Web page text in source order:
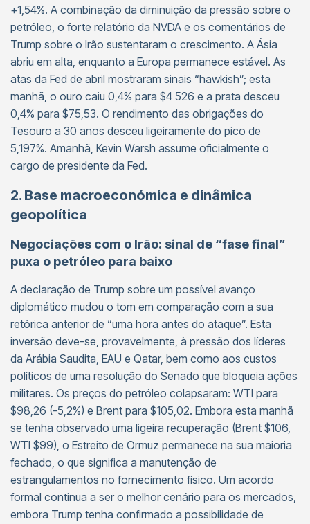
+1,54%. A combinação da diminuição da pressão sobre o
petróleo, o forte relatório da NVDA e os comentários de
Trump sobre o Irão sustentaram o crescimento. A Ásia
abriu em alta, enquanto a Europa permanece estável. As
atas da Fed de abril mostraram sinais “hawkish”; esta
manhã, o ouro caiu 0,4% para $4 526 e a prata desceu
0,4% para $75,53. O rendimento das obrigações do
Tesouro a 30 anos desceu ligeiramente do pico de
5,197%. Amanhã, Kevin Warsh assume oficialmente o
cargo de presidente da Fed.
2. Base macroeconómica e dinâmica
geopolítica
Negociações com o Irão: sinal de “fase final”
puxa o petróleo para baixo
A declaração de Trump sobre um possível avanço
diplomático mudou o tom em comparação com a sua
retórica anterior de “uma hora antes do ataque”. Esta
inversão deve-se, provavelmente, à pressão dos líderes
da Arábia Saudita, EAU e Qatar, bem como aos custos
políticos de uma resolução do Senado que bloqueia ações
militares. Os preços do petróleo colapsaram: WTI para
$98,26 (-5,2%) e Brent para $105,02. Embora esta manhã
se tenha observado uma ligeira recuperação (Brent $106,
WTI $99), o Estreito de Ormuz permanece na sua maioria
fechado, o que significa a manutenção de
estrangulamentos no fornecimento físico. Um acordo
formal continua a ser o melhor cenário para os mercados,
embora Trump tenha confirmado a possibilidade de